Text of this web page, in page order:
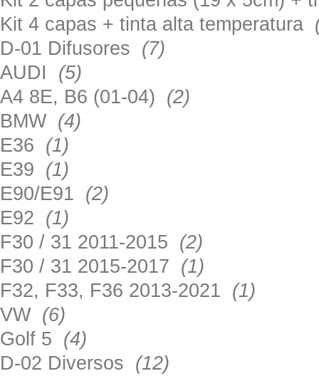
Kit 4 capas + tinta alta temperatura
D-01 Difusores (7)
AUDI (5)
A4 8E, B6 (01-04) (2)
BMW (4)
E36 (1)
E39 (1)
E90/E91 (2)
E92 (1)
F30 / 31 2011-2015 (2)
F30 / 31 2015-2017 (1)
F32, F33, F36 2013-2021 (1)
VW (6)
Golf 5 (4)
D-02 Diversos (12)